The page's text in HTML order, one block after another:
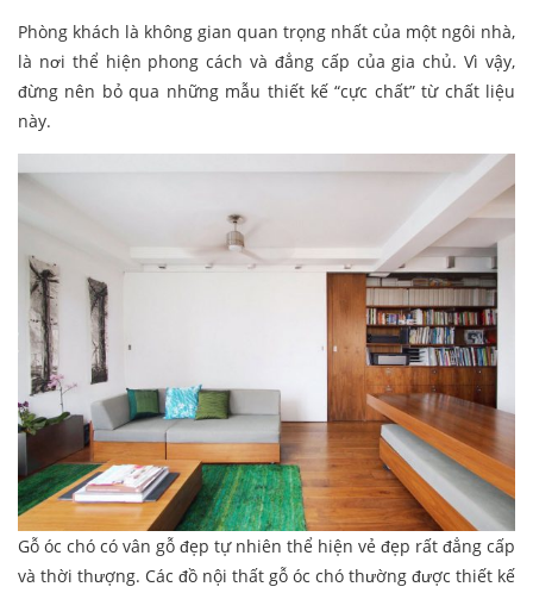
Phòng khách là không gian quan trọng nhất của một ngôi nhà,
là nơi thể hiện phong cách và đẳng cấp của gia chủ. Vì vậy,
đừng nên bỏ qua những mẫu thiết kế “cực chất” từ chất liệu
này.
Gỗ óc chó có vân gỗ đẹp tự nhiên thể hiện vẻ đẹp rất đẳng cấp
và thời thượng. Các đồ nội thất gỗ óc chó thường được thiết kế